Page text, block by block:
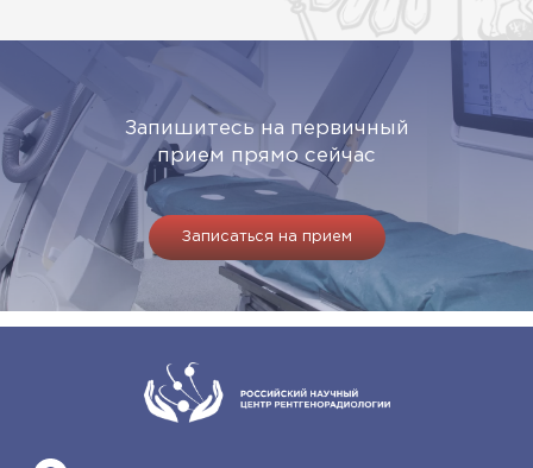
Запишитесь на первичный
прием прямо сейчас
Записаться на прием